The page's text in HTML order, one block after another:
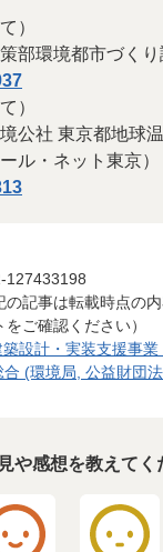
）
部環境都市づくり
）
公社 東京都地球
ル・ネット東京）
127433198
の記事は転載時点の
ご確認ください）
設計・実装支援事
(環境局, 公益財団
や感想を教えてく